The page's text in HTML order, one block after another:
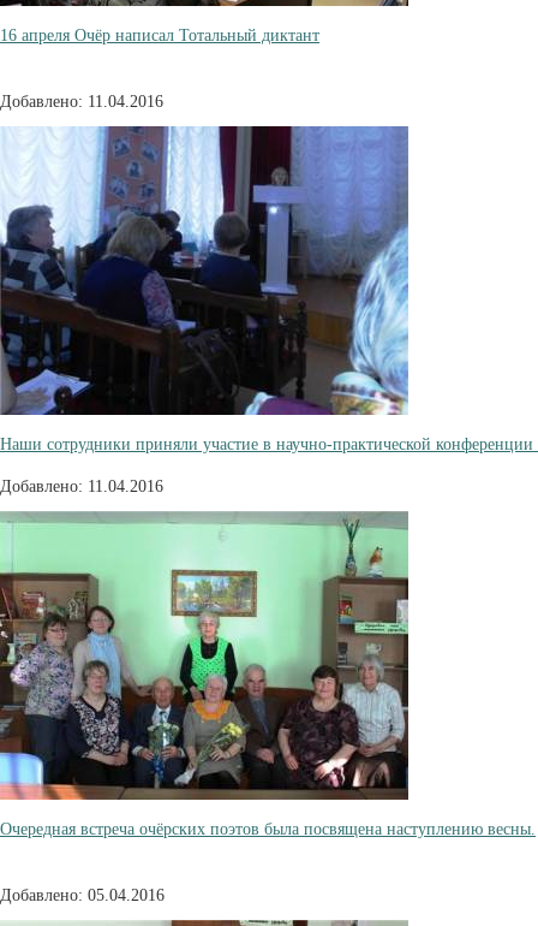
16 апреля Очёр написал Тотальный диктант
Добавлено: 11.04.2016
Наши сотрудники приняли участие в научно-практической
Добавлено: 11.04.2016
Очередная встреча очёрских поэтов была посвящена наступлению весны.
Добавлено: 05.04.2016